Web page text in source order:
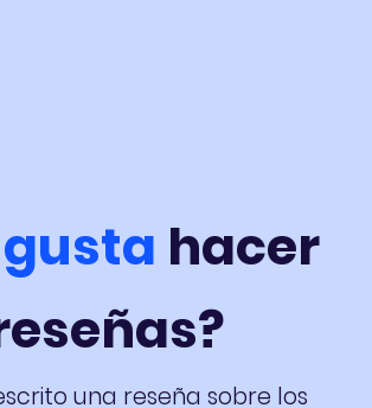
hacer
una reseña sobre los